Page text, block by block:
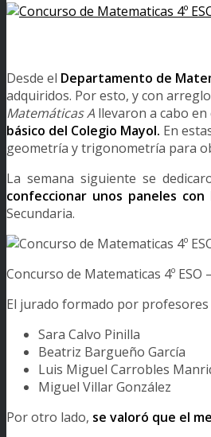
Desde el Departamento de
adquiridos. Por esto, y con
Matemáticas A llevaron a cabo
básico del Colegio Mayol. En
geometría y trigonometría para
La semana siguiente se
confeccionar unos paneles
Secundaria.
Concurso de Matematicas 4º
El jurado formado por
Sara Calvo Pinilla
Beatriz Bargueño García
Luis Miguel Carrobles
Miguel Villar González
Por otro lado, se valoró que el